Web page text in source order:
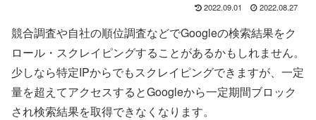
2022.09.01 2022.08.27
競合調査や自社の順位調査などでGoogleの検索結果をク
ロール・スクレイピングすることがあるかもしれません。
少しなら特定IPからでもスクレイピングできますが、一定
量を超えてアクセスするとGoogleから一定期間ブロック
され検索結果を取得できなくなります。